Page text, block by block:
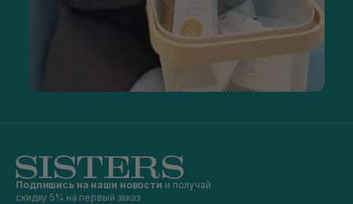
Подпишись на наши новости и получай
скидку 5% на первый заказ